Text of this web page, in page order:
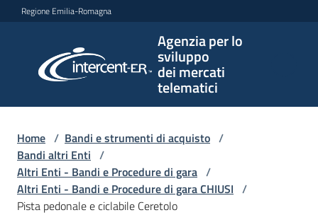
Vai al contenuto
Vai alla navigazione
Vai al footer
Regione Emilia-Romagna
Agenzia per lo
sviluppo
dei mercati
telematici
per lo
sviluppo
telematici
L'Agenzia
Home / Bandi e strumenti di acquisto /
Bandi altri Enti /
Altri Enti - Bandi e Procedure di gara /
Altri Enti - Bandi e Procedure di gara CHIUSI /
Pista pedonale e ciclabile Ceretolo